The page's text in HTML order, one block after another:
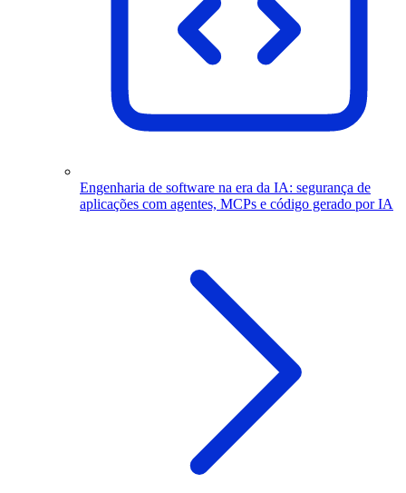
Engenharia de software na era da IA: segurança de
aplicações com agentes, MCPs e código gerado por IA